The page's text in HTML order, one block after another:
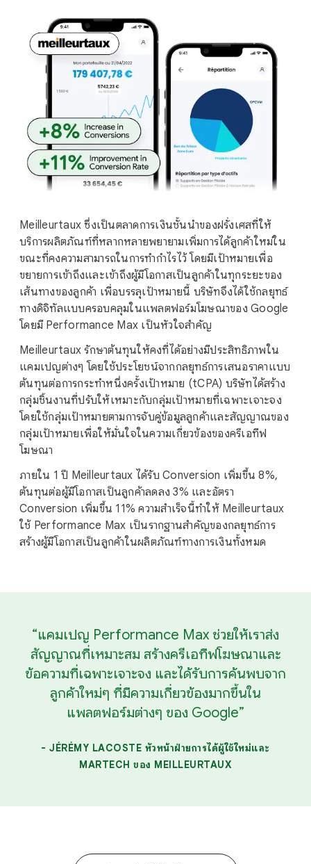
Meilleurtaux ซึ่งเป็นตลาดการเงินชั้นนําของฝรั่งเศสที่ให้
บริการผลิตภัณฑ์ที่หลากหลายพยายามเพิ่มการได้ลูกค้าใหม่ใน
ขณะที่คงความสามารถในการทำกําไรไว้ โดยมีเป้าหมายเพื่อ
ขยายการเข้าถึงและเข้าถึงผู้มีโอกาสเป็นลูกค้าในทุกระยะของ
เส้นทางของลูกค้า เพื่อบรรลุเป้าหมายนี้ บริษัทจึงได้ใช้กลยุทธ์
ทางดิจิทัลแบบครอบคลุมในแพลตฟอร์มโฆษณาของ Google
โดยมี Performance Max เป็นหัวใจสําคัญ
Meilleurtaux รักษาต้นทุนให้คงที่ได้อย่างมีประสิทธิภาพใน
แคมเปญต่างๆ โดยใช้ประโยชน์จากกลยุทธ์การเสนอราคาแบบ
ต้นทุนต่อการกระทำหนึ่งครั้งเป้าหมาย (tCPA) บริษัทได้สร้าง
กลุ่มชิ้นงานที่ปรับให้เหมาะกับกลุ่มเป้าหมายที่เฉพาะเจาะจง
โดยใช้กลุ่มเป้าหมายตามการจับคู่ข้อมูลลูกค้าและสัญญาณของ
กลุ่มเป้าหมายเพื่อให้มั่นใจในความเกี่ยวข้องของครีเอทีฟ
โฆษณา
ภายใน 1 ปี Meilleurtaux ได้รับ Conversion เพิ่มขึ้น 8%,
ต้นทุนต่อผู้มีโอกาสเป็นลูกค้าลดลง 3% และอัตรา
Conversion เพิ่มขึ้น 11% ความสําเร็จนี้ทําให้ Meilleurtaux
ใช้ Performance Max เป็นรากฐานสําคัญของกลยุทธ์การ
สร้างผู้มีโอกาสเป็นลูกค้าในผลิตภัณฑ์ทางการเงินทั้งหมด
“แคมเปญ Performance Max ช่วยให้เราส่ง
สัญญาณที่เหมาะสม สร้างครีเอทีฟโฆษณาและ
ข้อความที่เฉพาะเจาะจง และได้รับการค้นพบจาก
ลูกค้าใหม่ๆ ที่มีความเกี่ยวข้องมากขึ้นใน
แพลตฟอร์มต่างๆ ของ Google”
- JÉRÉMY LACOSTE หัวหน้าฝ่ายการได้ผู้ใช้ใหม่และ
MARTECH ของ MEILLEURTAUX